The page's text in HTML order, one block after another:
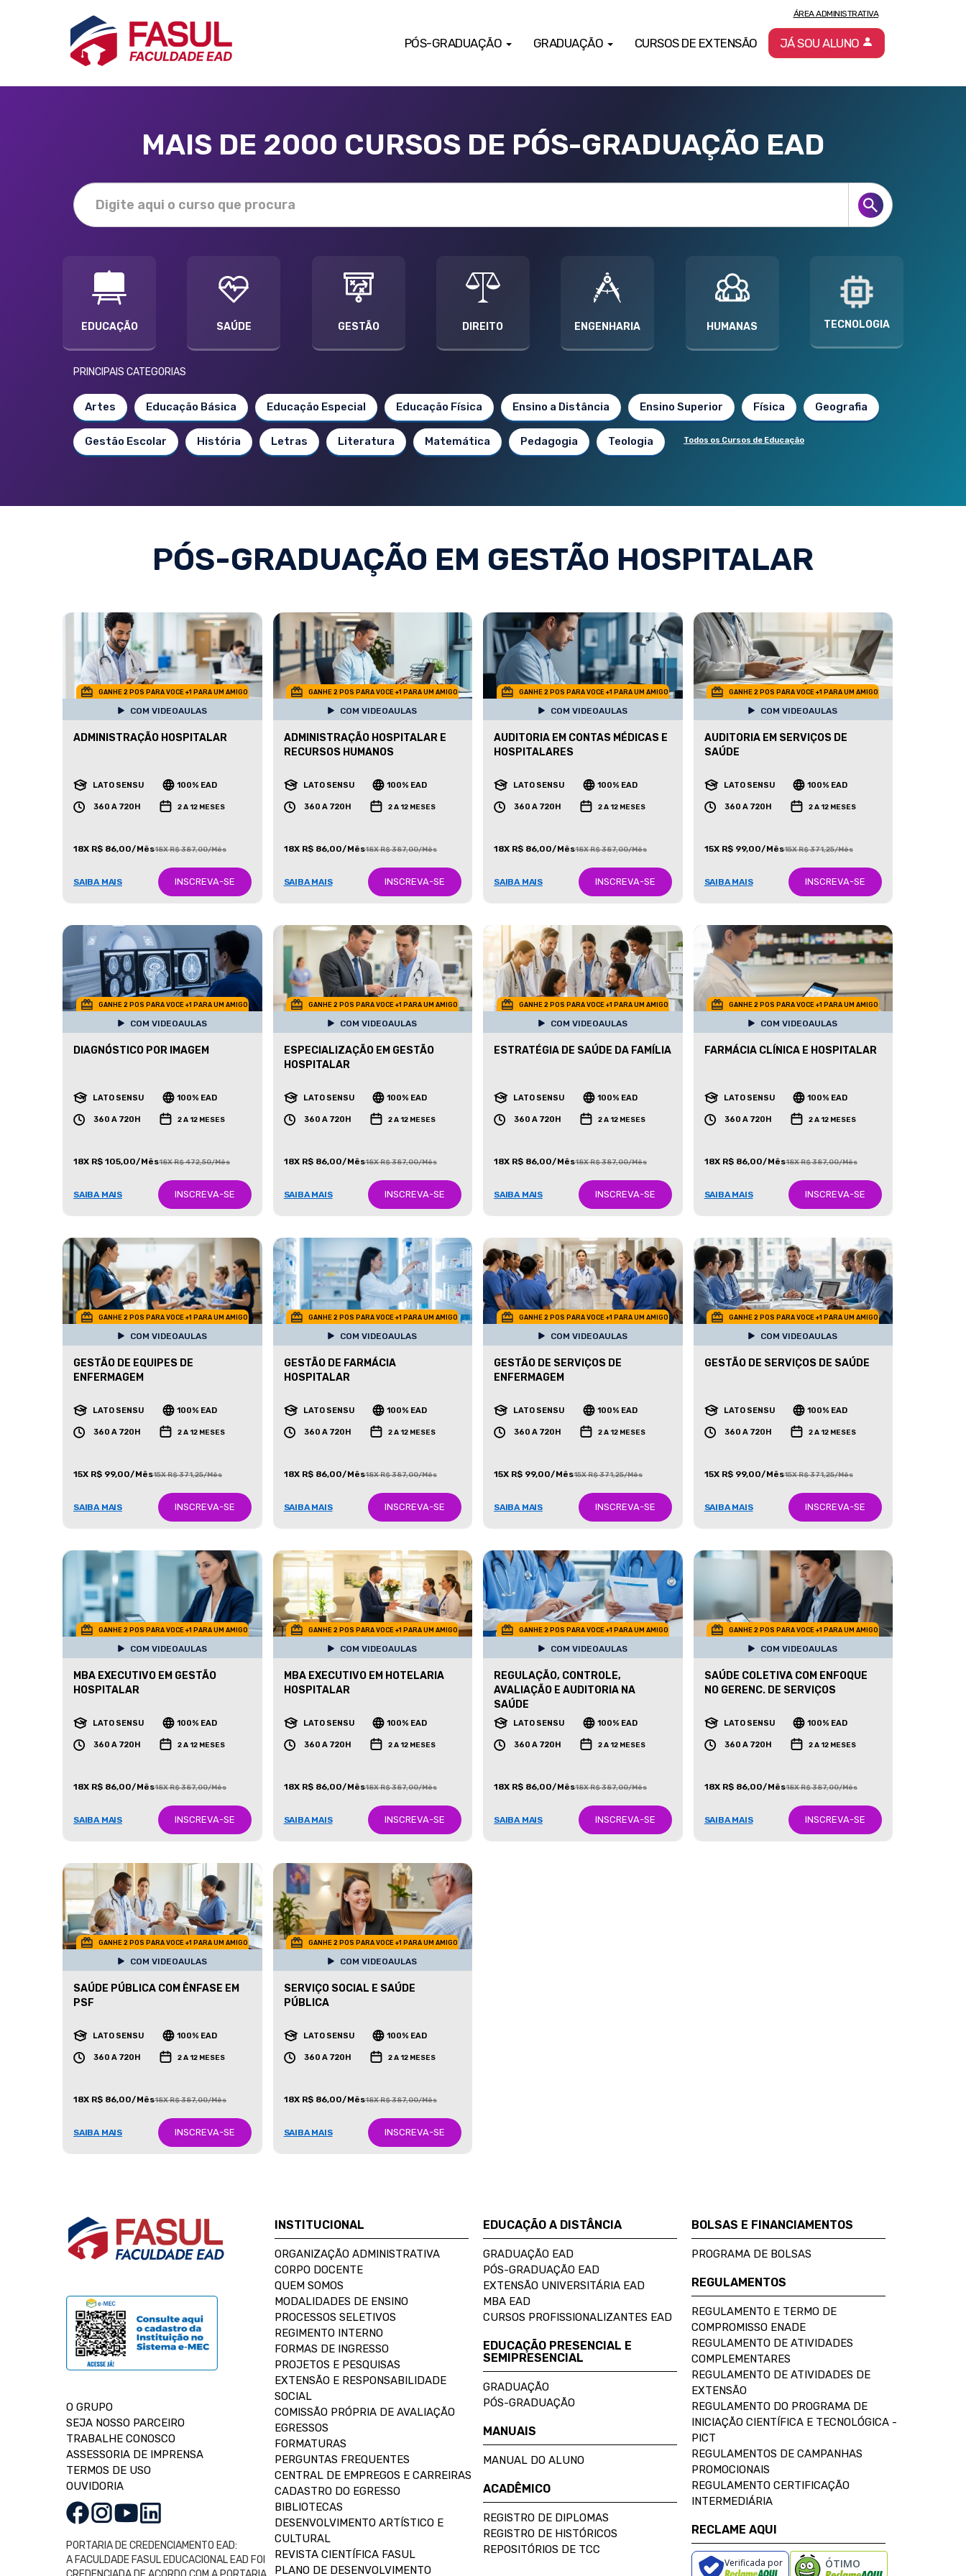
PÓS-GRADUAÇÃO GRADUAÇÃO CURSOS DE EXTENSÃO
ÁREA ADMINISTRATIVA
JÁ SOU ALUNO
MAIS DE 2000 CURSOS DE PÓS-GRADUAÇÃO EAD
EDUCAÇÃO SAÚDE GESTÃO DIREITO ENGENHARIA HUMANAS TECNOLOGIA
PRINCIPAIS CATEGORIAS
Artes Educação Básica Educação Especial Educação Física Ensino a Distância Ensino Superior Física Geografia
Gestão Escolar História Letras Literatura Matemática Pedagogia Teologia Todos os Cursos de Educação
PÓS-GRADUAÇÃO EM GESTÃO HOSPITALAR
GANHE 2 POS PARA VOCE +1 PARA UM AMIGO
COM VIDEOAULAS
ADMINISTRAÇÃO HOSPITALAR
LATO SENSU 100% EAD
360 A 720H 2 A 12 MESES
18X R$ 86,00/Mês18X R$ 387,00/Mês
SAIBA MAIS INSCREVA-SE
GANHE 2 POS PARA VOCE +1 PARA UM AMIGO
COM VIDEOAULAS
ADMINISTRAÇÃO HOSPITALAR E
RECURSOS HUMANOS
LATO SENSU 100% EAD
360 A 720H 2 A 12 MESES
18X R$ 86,00/Mês18X R$ 387,00/Mês
SAIBA MAIS INSCREVA-SE
GANHE 2 POS PARA VOCE +1 PARA UM AMIGO
COM VIDEOAULAS
AUDITORIA EM CONTAS MÉDICAS E
HOSPITALARES
LATO SENSU 100% EAD
360 A 720H 2 A 12 MESES
18X R$ 86,00/Mês18X R$ 387,00/Mês
SAIBA MAIS INSCREVA-SE
GANHE 2 POS PARA VOCE +1 PARA UM AMIGO
COM VIDEOAULAS
AUDITORIA EM SERVIÇOS DE
SAÚDE
LATO SENSU 100% EAD
360 A 720H 2 A 12 MESES
15X R$ 99,00/Mês15X R$ 371,25/Mês
SAIBA MAIS INSCREVA-SE
GANHE 2 POS PARA VOCE +1 PARA UM AMIGO
COM VIDEOAULAS
DIAGNÓSTICO POR IMAGEM
LATO SENSU 100% EAD
360 A 720H 2 A 12 MESES
18X R$ 105,00/Mês18X R$ 472,50/Mês
SAIBA MAIS INSCREVA-SE
GANHE 2 POS PARA VOCE +1 PARA UM AMIGO
COM VIDEOAULAS
ESPECIALIZAÇÃO EM GESTÃO
HOSPITALAR
LATO SENSU 100% EAD
360 A 720H 2 A 12 MESES
18X R$ 86,00/Mês18X R$ 387,00/Mês
SAIBA MAIS INSCREVA-SE
GANHE 2 POS PARA VOCE +1 PARA UM AMIGO
COM VIDEOAULAS
ESTRATÉGIA DE SAÚDE DA FAMÍLIA
LATO SENSU 100% EAD
360 A 720H 2 A 12 MESES
18X R$ 86,00/Mês18X R$ 387,00/Mês
SAIBA MAIS INSCREVA-SE
GANHE 2 POS PARA VOCE +1 PARA UM AMIGO
COM VIDEOAULAS
FARMÁCIA CLÍNICA E HOSPITALAR
LATO SENSU 100% EAD
360 A 720H 2 A 12 MESES
18X R$ 86,00/Mês18X R$ 387,00/Mês
SAIBA MAIS INSCREVA-SE
GANHE 2 POS PARA VOCE +1 PARA UM AMIGO
COM VIDEOAULAS
GESTÃO DE EQUIPES DE
ENFERMAGEM
LATO SENSU 100% EAD
360 A 720H 2 A 12 MESES
15X R$ 99,00/Mês15X R$ 371,25/Mês
SAIBA MAIS INSCREVA-SE
GANHE 2 POS PARA VOCE +1 PARA UM AMIGO
COM VIDEOAULAS
GESTÃO DE FARMÁCIA
HOSPITALAR
LATO SENSU 100% EAD
360 A 720H 2 A 12 MESES
18X R$ 86,00/Mês18X R$ 387,00/Mês
SAIBA MAIS INSCREVA-SE
GANHE 2 POS PARA VOCE +1 PARA UM AMIGO
COM VIDEOAULAS
GESTÃO DE SERVIÇOS DE
ENFERMAGEM
LATO SENSU 100% EAD
360 A 720H 2 A 12 MESES
15X R$ 99,00/Mês15X R$ 371,25/Mês
SAIBA MAIS INSCREVA-SE
GANHE 2 POS PARA VOCE +1 PARA UM AMIGO
COM VIDEOAULAS
GESTÃO DE SERVIÇOS DE SAÚDE
LATO SENSU 100% EAD
360 A 720H 2 A 12 MESES
15X R$ 99,00/Mês15X R$ 371,25/Mês
SAIBA MAIS INSCREVA-SE
GANHE 2 POS PARA VOCE +1 PARA UM AMIGO
COM VIDEOAULAS
MBA EXECUTIVO EM GESTÃO
HOSPITALAR
LATO SENSU 100% EAD
360 A 720H 2 A 12 MESES
18X R$ 86,00/Mês18X R$ 387,00/Mês
SAIBA MAIS INSCREVA-SE
GANHE 2 POS PARA VOCE +1 PARA UM AMIGO
COM VIDEOAULAS
MBA EXECUTIVO EM HOTELARIA
HOSPITALAR
LATO SENSU 100% EAD
360 A 720H 2 A 12 MESES
18X R$ 86,00/Mês18X R$ 387,00/Mês
SAIBA MAIS INSCREVA-SE
GANHE 2 POS PARA VOCE +1 PARA UM AMIGO
COM VIDEOAULAS
REGULAÇÃO, CONTROLE,
AVALIAÇÃO E AUDITORIA NA
SAÚDE
LATO SENSU 100% EAD
360 A 720H 2 A 12 MESES
18X R$ 86,00/Mês18X R$ 387,00/Mês
SAIBA MAIS INSCREVA-SE
GANHE 2 POS PARA VOCE +1 PARA UM AMIGO
COM VIDEOAULAS
SAÚDE COLETIVA COM ENFOQUE
NO GERENC. DE SERVIÇOS
LATO SENSU 100% EAD
360 A 720H 2 A 12 MESES
18X R$ 86,00/Mês18X R$ 387,00/Mês
SAIBA MAIS INSCREVA-SE
GANHE 2 POS PARA VOCE +1 PARA UM AMIGO
COM VIDEOAULAS
SAÚDE PÚBLICA COM ÊNFASE EM
PSF
LATO SENSU 100% EAD
360 A 720H 2 A 12 MESES
18X R$ 86,00/Mês18X R$ 387,00/Mês
SAIBA MAIS INSCREVA-SE
GANHE 2 POS PARA VOCE +1 PARA UM AMIGO
COM VIDEOAULAS
SERVIÇO SOCIAL E SAÚDE
PÚBLICA
LATO SENSU 100% EAD
360 A 720H 2 A 12 MESES
18X R$ 86,00/Mês18X R$ 387,00/Mês
SAIBA MAIS INSCREVA-SE
O GRUPO
SEJA NOSSO PARCEIRO
TRABALHE CONOSCO
ASSESSORIA DE IMPRENSA
TERMOS DE USO
OUVIDORIA
PORTARIA DE CREDENCIAMENTO EAD:
A FACULDADE FASUL EDUCACIONAL EAD FOI
INSTITUCIONAL
ORGANIZAÇÃO ADMINISTRATIVA
CORPO DOCENTE
QUEM SOMOS
MODALIDADES DE ENSINO
PROCESSOS SELETIVOS
REGIMENTO INTERNO
FORMAS DE INGRESSO
PROJETOS E PESQUISAS
EXTENSÃO E RESPONSABILIDADE
SOCIAL
COMISSÃO PRÓPRIA DE AVALIAÇÃO
EGRESSOS
FORMATURAS
PERGUNTAS FREQUENTES
CENTRAL DE EMPREGOS E CARREIRAS
CADASTRO DO EGRESSO
BIBLIOTECAS
DESENVOLVIMENTO ARTÍSTICO E
CULTURAL
REVISTA CIENTÍFICA FASUL
PLANO DE DESENVOLVIMENTO
EDUCAÇÃO A DISTÂNCIA
GRADUAÇÃO EAD
PÓS-GRADUAÇÃO EAD
EXTENSÃO UNIVERSITÁRIA EAD
MBA EAD
CURSOS PROFISSIONALIZANTES EAD
EDUCAÇÃO PRESENCIAL E
SEMIPRESENCIAL
GRADUAÇÃO
PÓS-GRADUAÇÃO
MANUAIS
MANUAL DO ALUNO
ACADÊMICO
REGISTRO DE DIPLOMAS
REGISTRO DE HISTÓRICOS
REPOSITÓRIOS DE TCC
BOLSAS E FINANCIAMENTOS
PROGRAMA DE BOLSAS
REGULAMENTOS
REGULAMENTO E TERMO DE
COMPROMISSO ENADE
REGULAMENTO DE ATIVIDADES
COMPLEMENTARES
REGULAMENTO DE ATIVIDADES DE
EXTENSÃO
REGULAMENTO DO PROGRAMA DE
INICIAÇÃO CIENTÍFICA E TECNOLÓGICA -
PICT
REGULAMENTOS DE CAMPANHAS
PROMOCIONAIS
REGULAMENTO CERTIFICAÇÃO
INTERMEDIÁRIA
RECLAME AQUI
Verificada por ÓTIMO